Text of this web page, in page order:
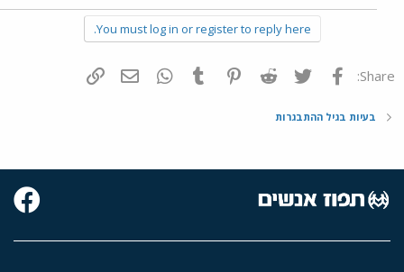
You must log in or register to reply here.
Share: פייסבוק Twitter
Reddit
Pinterest
Tumblr
WhatsAppדואר אלקטרוני
בעיות בגיל ההתבגרות